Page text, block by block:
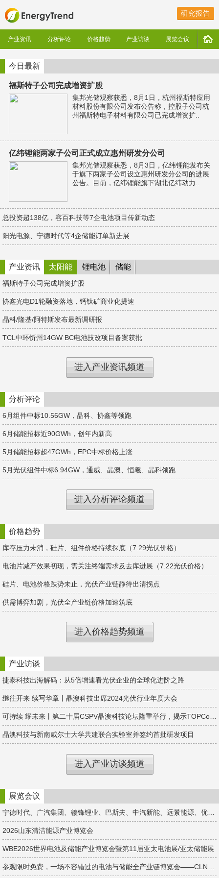
研究报告
产业资讯 分析评论 价格趋势 产业访谈 展览会议
今日最新
福斯特子公司完成增资扩股
集邦光储观察获悉，8月1日，杭州福斯特应用
材料股份有限公司发布公告称，控股子公司杭
州福斯特电子材料有限公司已完成增资扩..
亿纬锂能两家子公司正式成立惠州研发分公司
集邦光储观察获悉，8月3日，亿纬锂能发布关
于旗下两家子公司设立惠州研发分公司的进展
公告。目前，亿纬锂能旗下湖北亿纬动力..
总投资超138亿，容百科技等7企电池项目传新动态
阳光电源、宁德时代等4企储能订单新进展
产业资讯 太阳能 锂电池 储能
福斯特子公司完成增资扩股
协鑫光电D1轮融资落地，钙钛矿商业化提速
晶科/隆基/阿特斯发布最新调研报
TCL中环忻州14GW BC电池技改项目备案获批
进入产业资讯频道
分析评论
6月组件中标10.56GW，晶科、协鑫等领跑
6月储能招标近90GWh，创年内新高
5月储能招标超47GWh，EPC中标价格上涨
5月光伏组件中标6.94GW，通威、晶澳、恒羲、晶科领跑
进入分析评论频道
价格趋势
库存压力未消，硅片、组件价格持续探底（7.29光伏价格）
电池片减产效果初现，需关注终端需求及去库进展（7.22光伏价格）
硅片、电池价格跌势未止，光伏产业链静待出清拐点
供需博弈加剧，光伏全产业链价格加速筑底
进入价格趋势频道
产业访谈
捷泰科技出海解码：从5倍增速看光伏企业的全球化进阶之路
继往开来 续写华章丨晶澳科技出席2024光伏行业年度大会
晶澳科技与新南威尔士大学共建联合实验室并签约首批研发项目
进入产业访谈频道
展览会议
2026山东清洁能源产业博览会
WBE2026世界电池及储能产业博览会暨第11届亚太电池展/亚太储能展